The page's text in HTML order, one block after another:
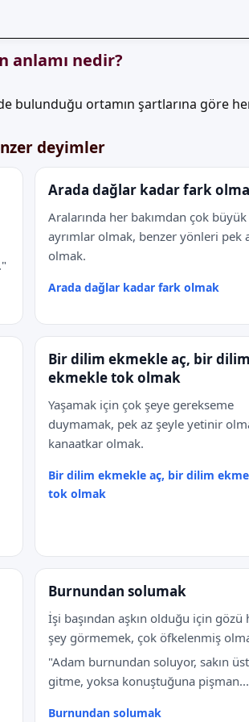
anlamı nedir?
bulunduğu ortamın şartlarına göre
deyimler
Arada dağlar kadar fark
Aralarında her bakımdan çok büyük
ayrımlar olmak, benzer yönleri pek
olmak.
Arada dağlar kadar fark olmak
Bir dilim ekmekle aç, bir dilim
ekmekle tok olmak
Yaşamak için çok şeye gerekseme
duymamak, pek az şeyle yetinir
kanaatkar olmak.
Bir dilim ekmekle aç, bir dilim
tok olmak
Burnundan solumak
İşi başından aşkın olduğu için gözü
şey görmemek, çok öfkelenmiş
"Adam burnundan soluyor, sakın
gitme, yoksa konuştuğuna pişman...
Burnundan solumak